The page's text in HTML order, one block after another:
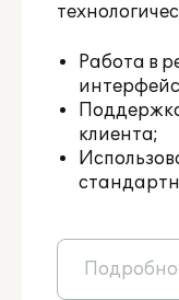
Работа в
клиента;